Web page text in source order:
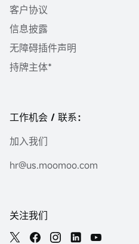
客户协议
信息披露
无障碍插件声明
持牌主体*
工作机会 / 联系：
加入我们
hr@us.moomoo.com
关注我们